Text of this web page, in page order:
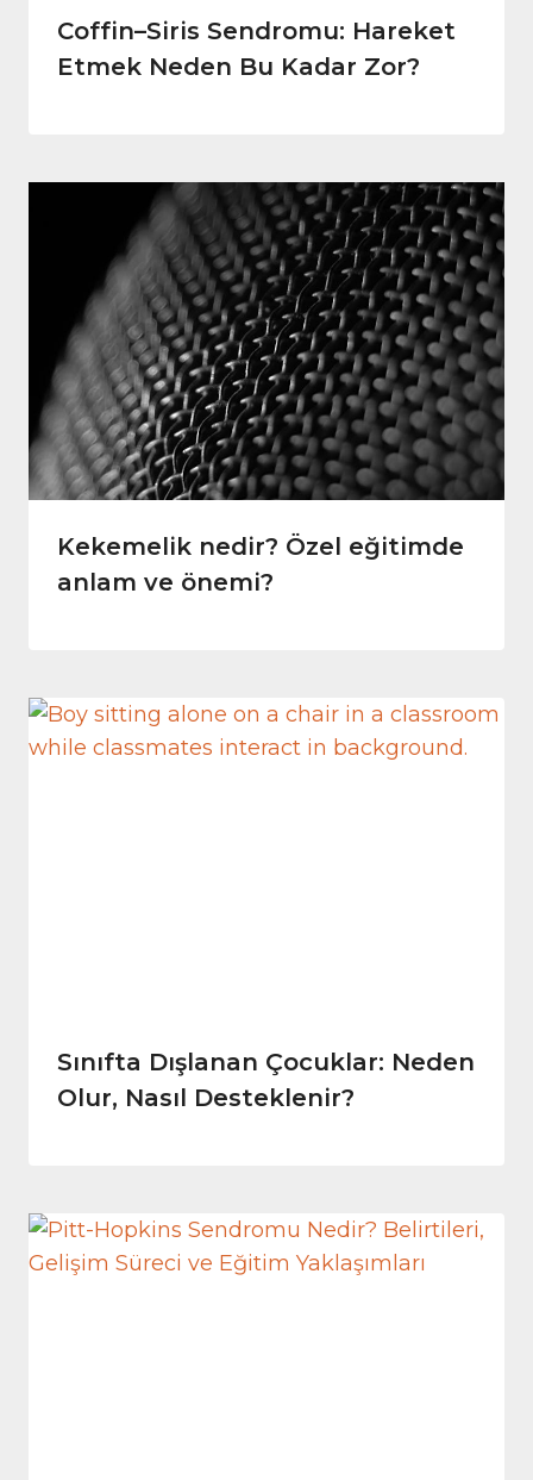
Coffin–Siris Sendromu: Hareket
Etmek Neden Bu Kadar Zor?
Kekemelik nedir? Özel eğitimde
anlam ve önemi?
Sınıfta Dışlanan Çocuklar: Neden
Olur, Nasıl Desteklenir?